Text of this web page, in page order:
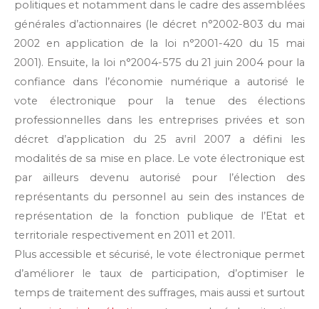
politiques et notamment dans le cadre des assemblées
générales d’actionnaires (le décret n°2002-803 du mai
2002 en application de la loi n°2001-420 du 15 mai
2001). Ensuite, la loi n°2004-575 du 21 juin 2004 pour la
confiance dans l’économie numérique a autorisé le
vote électronique pour la tenue des élections
professionnelles dans les entreprises privées et son
décret d’application du 25 avril 2007 a défini les
modalités de sa mise en place. Le vote électronique est
par ailleurs devenu autorisé pour l’élection des
représentants du personnel au sein des instances de
représentation de la fonction publique de l’Etat et
territoriale respectivement en 2011 et 2011.
Plus accessible et sécurisé, le vote électronique permet
d’améliorer le taux de participation, d’optimiser le
temps de traitement des suffrages, mais aussi et surtout